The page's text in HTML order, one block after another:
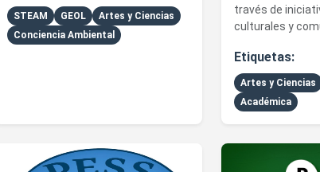
STEAM GEOL
Artes y Ciencias
Conciencia Ambiental
través de
culturales y
Etiquetas:
Artes y Ciencias
Académica
Ver detalles de Pharmaceutical Engineering Student
Ver detalles de